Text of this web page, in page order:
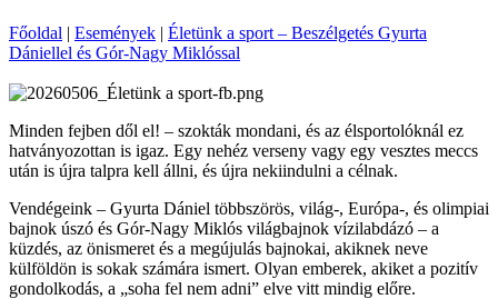
Főoldal | Események | Életünk a sport – Beszélgetés Gyurta
Dániellel és Gór-Nagy Miklóssal
Minden fejben dől el! – szokták mondani, és az élsportolóknál ez
hatványozottan is igaz. Egy nehéz verseny vagy egy vesztes meccs
után is újra talpra kell állni, és újra nekiindulni a célnak.
Vendégeink – Gyurta Dániel többszörös, világ-, Európa-, és olimpiai
bajnok úszó és Gór-Nagy Miklós világbajnok vízilabdázó – a
küzdés, az önismeret és a megújulás bajnokai, akiknek neve
külföldön is sokak számára ismert. Olyan emberek, akiket a pozitív
gondolkodás, a „soha fel nem adni” elve vitt mindig előre.